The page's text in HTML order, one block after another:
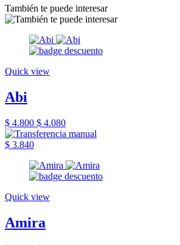
También te puede interesar
Quick view
Abi
$ 4.800 $ 4.080
$ 3.840
Quick view
Amira